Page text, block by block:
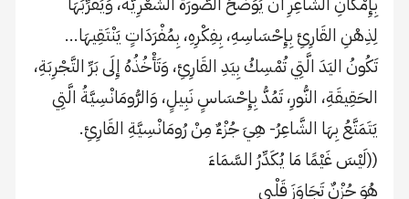
لِذِهْنِ القَارِئِ بِإِحْسَاسِهِ، بِفِكْرِهِ، بِمُفْرَدَاتٍ يَنْتَقِيهَا…
تَكُونُ اليَدَ الَّتِي تُمْسِكُ بِيَدِ القَارِئِ، وَتَأْخُذُهُ إِلَى بَرِّ التَّجْرِبَةِ،
الحَقِيقَةِ، النُّورِ، تَمُدُّ بِإِحْسَاسٍ نَبِيلٍ، وَالرُّومَانْسِيَّةُ الَّتِي
يَتَمَتَّعُ بِهَا الشَّاعِرُ- هِيَ جُزْءٌ مِنْ رُومَانْسِيَّةِ القَارِئِ.
((لَيْسَ غَيْمًا مَا يُكَدِّرُ السَّمَاءَ
هُوَ حُزْنٌ تَجَاوَزَ قَلْبِي